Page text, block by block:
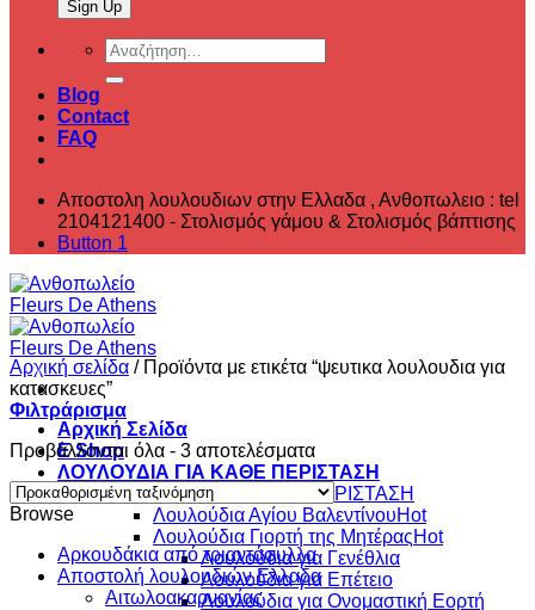
Αναζήτηση
για:
Blog
Contact
FAQ
Αποστολη λουλουδιων στην Ελλαδα , ‎Ανθοπωλειο : tel
2104121400 - Στολισμός γάμου & Στολισμός βάπτισης
Button 1
Αρχική Σελίδα
E Shop
ΛΟΥΛΟΥΔΙΑ ΓΙΑ ΚΑΘΕ ΠΕΡΙΣΤΑΣΗ
ΛΟΥΛΟΥΔΙΑ ΓΙΑ ΚΑΘΕ ΠΕΡΙΣΤΑΣΗ
Λουλούδια Αγίου Βαλεντίνου
Λουλούδια Γιορτή της Μητέρας
Λουλούδια για Γενέθλια
Λουλούδια για Επέτειο
Λουλούδια για Ονομαστική Εορτή
Αρχική σελίδα /Προϊόντα με ετικέτα “ψευτικα λουλουδια για
κατασκευες”
Φιλτράρισμα
Προβάλλονται όλα - 3 αποτελέσματα
Browse
Aρκουδάκια από τριαντάφυλλα
Αποστολή λουλουδιών Ελλαδα
Αιτωλοακαρνανίας